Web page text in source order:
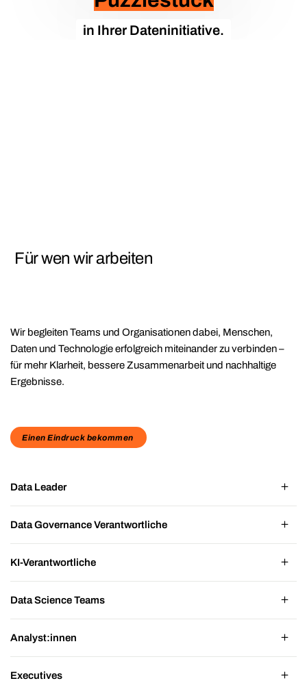
in Ihrer Dateninitiative.
Für wen wir arbeiten
Wir begleiten Teams und Organisationen dabei, Menschen,
Daten und Technologie erfolgreich miteinander zu verbinden –
für mehr Klarheit, bessere Zusammenarbeit und nachhaltige
Ergebnisse.
Einen Eindruck bekommen
Data Leader
Data Governance Verantwortliche
KI-Verantwortliche
Data Science Teams
Analyst:innen
Executives